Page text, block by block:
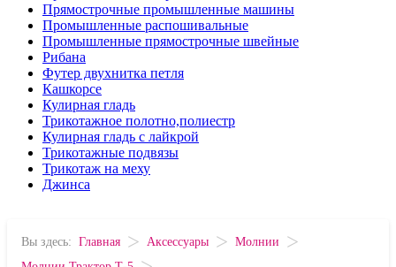
Прямострочные промышленные машины
Промышленные распошивальные
Промышленные прямострочные швейные
Рибана
Футер двухнитка петля
Кашкорсе
Кулирная гладь
Трикотажное полотно,полиестр
Кулирная гладь с лайкрой
Трикотажные подвязы
Трикотаж на меху
Джинса
Вы здесь: Главная > Аксессуары > Молнии >